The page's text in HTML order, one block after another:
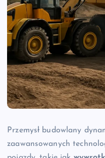
Przemysł budowlany
zaawansowanych